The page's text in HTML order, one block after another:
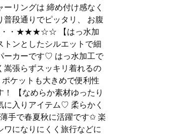
リングは 締め付け感なく
段通りでピッタリ、 お腹
・・★★★☆☆ 【はっ水加
トンとしたシルエットで細
ーカーです♡ はっ水加工で
張らずスッキリ着れるの
ケットも大きめで便利性
【なめらか素材ゆったり
に入りアイテム♡ 柔らかく
手で春夏秋に活躍です✩︎ 楽
になりにくく旅行などに